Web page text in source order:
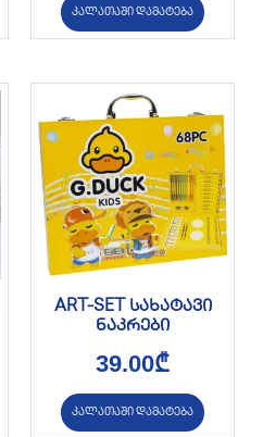
კალათაში დამატება
ART-SET სახატავი
ნაკრები
39.00₾
კალათაში დამატება